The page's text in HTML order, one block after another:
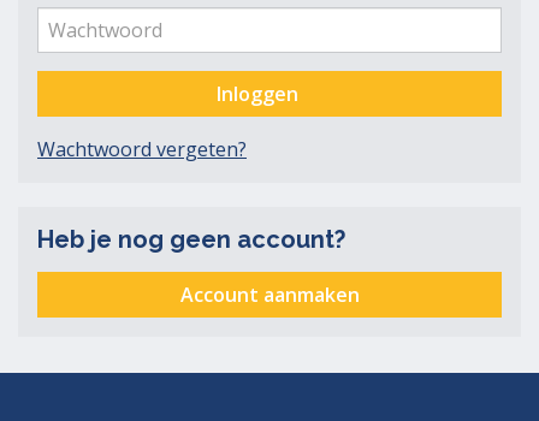
of
inlognaam
Wachtwoord
Inloggen
Wachtwoord vergeten?
Heb je nog geen account?
Account aanmaken